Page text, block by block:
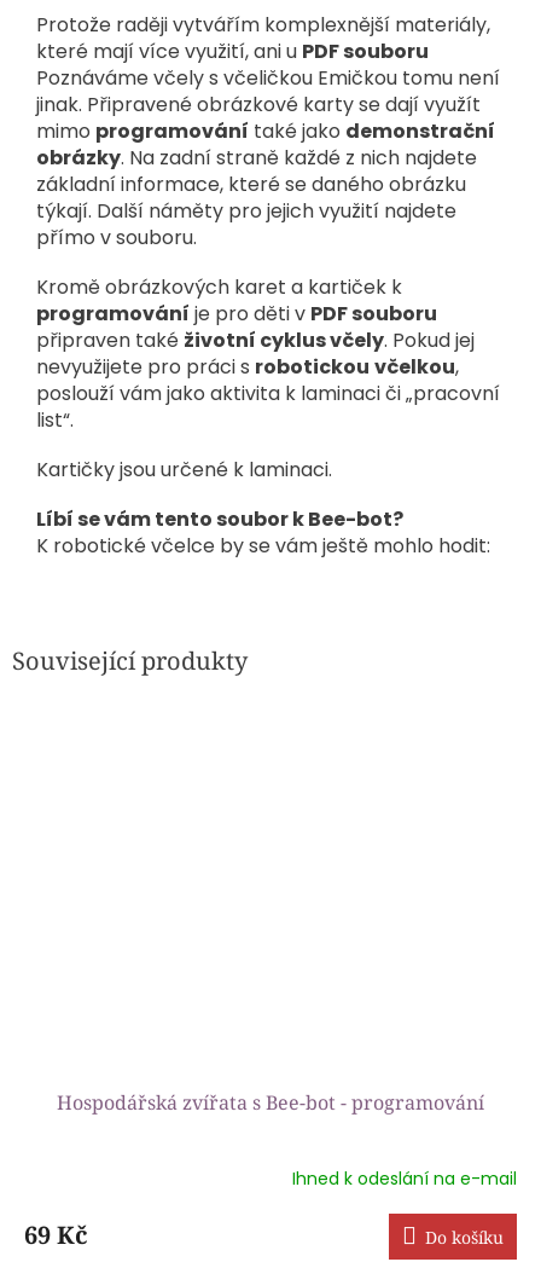
Související produkty
Hospodářská zvířata s Bee-bot - programování
produktu
je
Ihned k odeslání na e-mail
69 Kč Do košíku
Protože raději vytvářím komplexnější materiály,
které mají více využití, ani u PDF souboru
Poznáváme včely s včeličkou Emičkou tomu není
jinak. Připravené obrázkové karty se dají využít
mimo programování také jako demonstrační
obrázky. Na zadní straně každé z nich najdete
základní informace, které se daného obrázku
týkají. Další náměty pro jejich využití najdete
přímo v souboru.
Kromě obrázkových karet a kartiček k
programování je pro děti v PDF souboru
připraven také životní cyklus včely. Pokud jej
nevyužijete pro práci s robotickou včelkou,
poslouží vám jako aktivita k laminaci či „pracovní
list“.
Kartičky jsou určené k laminaci.
Líbí se vám tento soubor k Bee-bot?
K robotické včelce by se vám ještě mohlo hodit: